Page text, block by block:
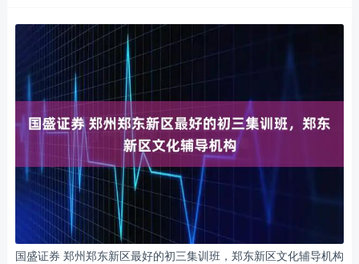
国盛证券 郑州郑东新区最好的初三集训班，郑东新区文化辅导机构